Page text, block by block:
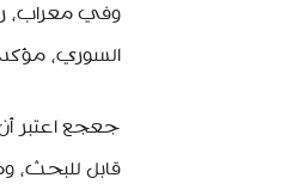
وفي معراب،
السوري،
جعجع اعتبر أن
قابل للبحث،